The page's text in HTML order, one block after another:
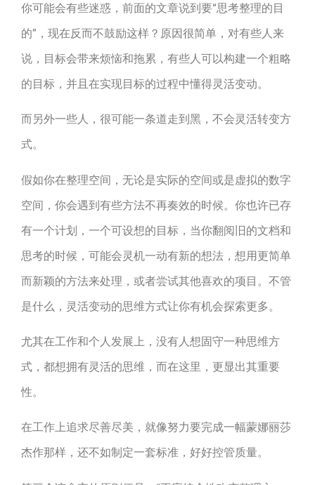
你可能会有些迷惑，前面的文章说到要“思考整理的目
的”，现在反而不鼓励这样？原因很简单，对有些人来
说，目标会带来烦恼和拖累，有些人可以构建一个粗略
的目标，并且在实现目标的过程中懂得灵活变动。
而另外一些人，很可能一条道走到黑，不会灵活转变方
式。
假如你在整理空间，无论是实际的空间或是虚拟的数字
空间，你会遇到有些方法不再奏效的时候。你也许已存
有一个计划，一个可设想的目标，当你翻阅旧的文档和
思考的时候，可能会灵机一动有新的想法，想用更简单
而新颖的方法来处理，或者尝试其他喜欢的项目。不管
是什么，灵活变动的思维方式让你有机会探索更多。
尤其在工作和个人发展上，没有人想固守一种思维方
式，都想拥有灵活的思维，而在这里，更显出其重要
性。
在工作上追求尽善尽美，就像努力要完成一幅蒙娜丽莎
杰作那样，还不如制定一套标准，好好控管质量。